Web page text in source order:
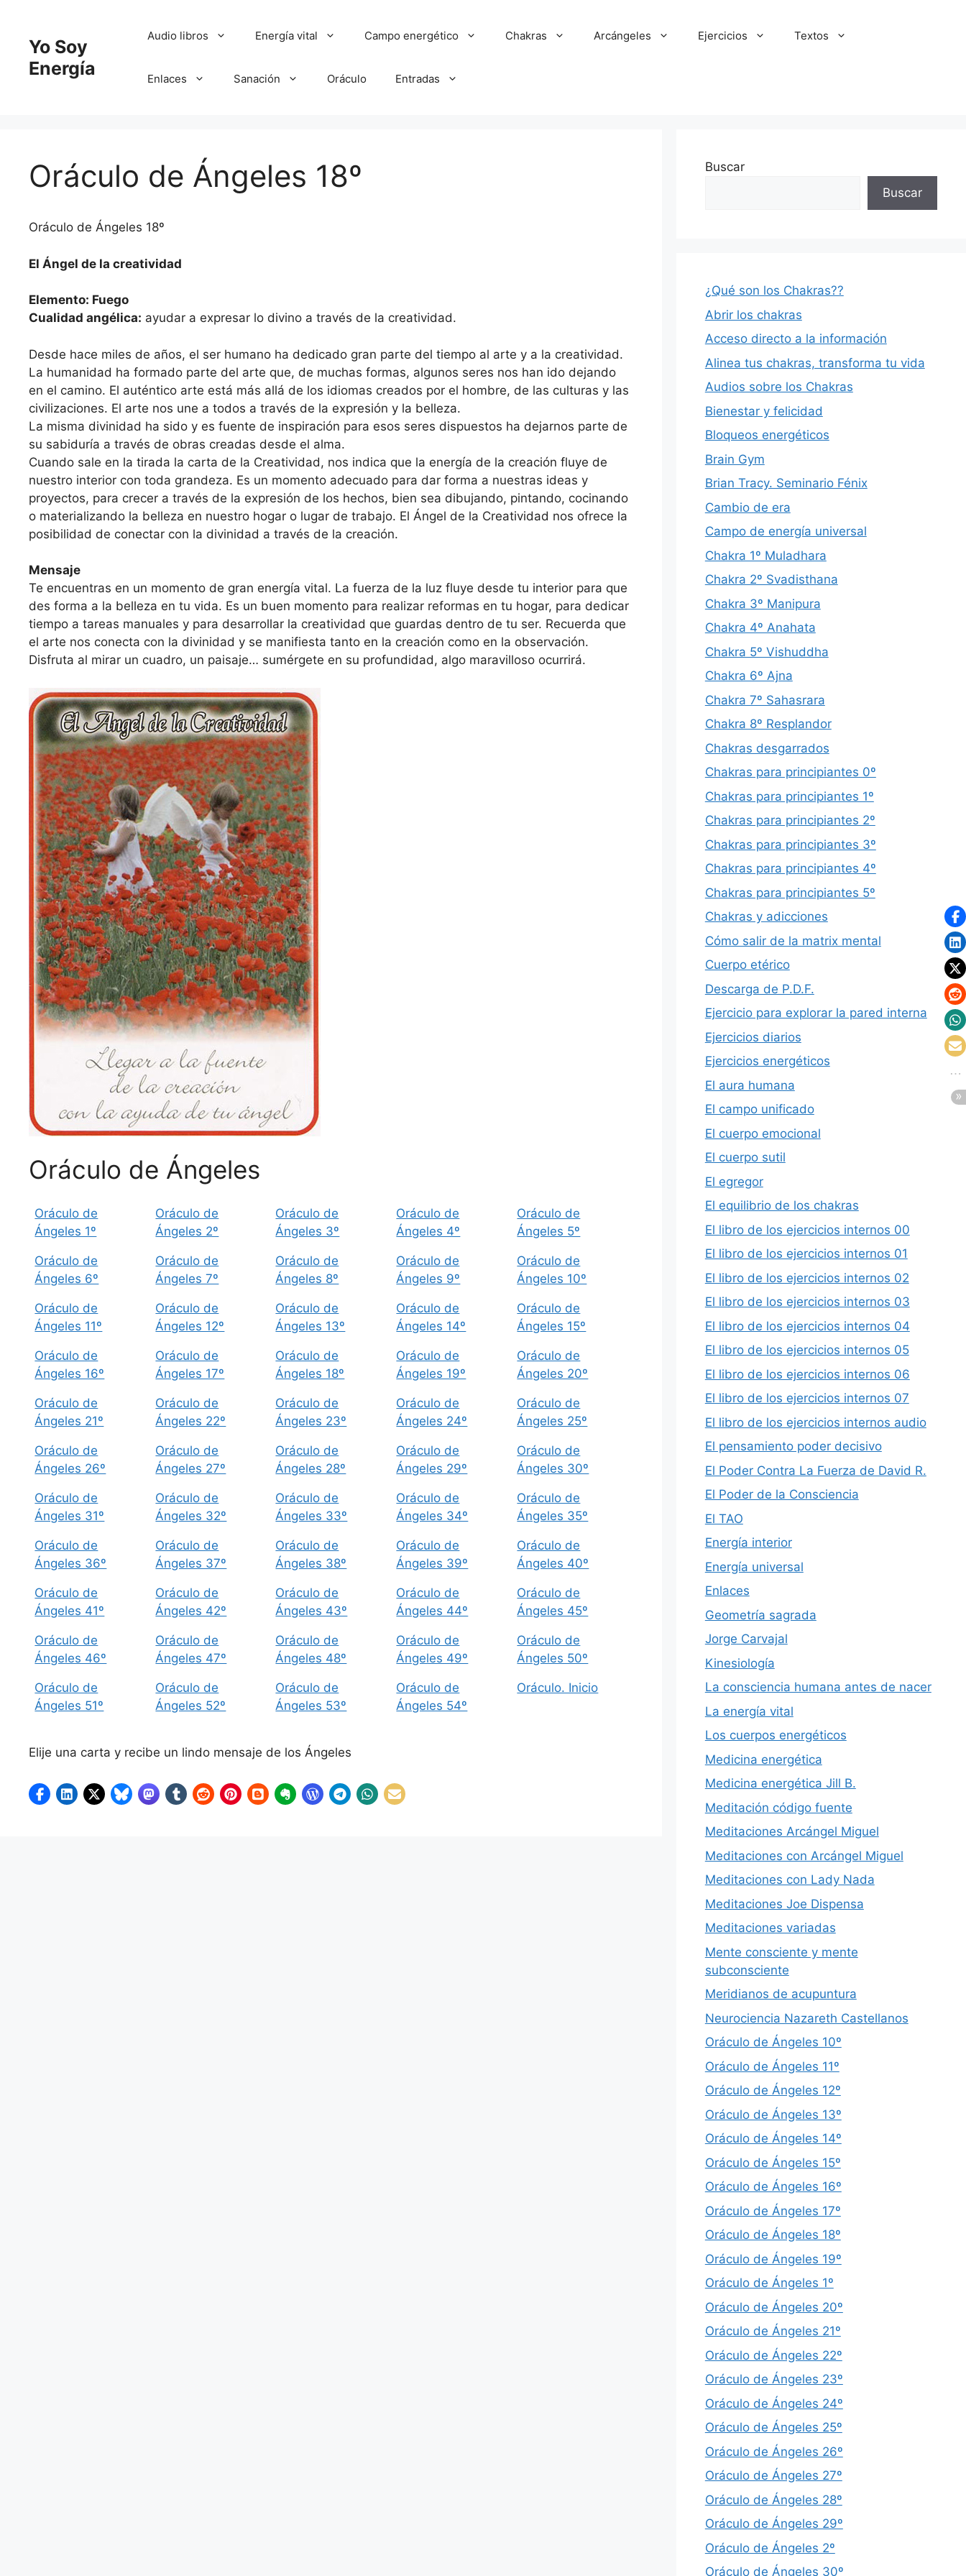
contenidoYo Soy
Energía
Audio libros Energía vital Campo energético Chakras Arcángeles Ejercicios Textos
Enlaces Sanación Oráculo Entradas
Oráculo de Ángeles 18º
Oráculo de Ángeles 18º
El Ángel de la creatividad
Elemento: Fuego
Cualidad angélica: ayudar a expresar lo divino a través de la creatividad.
Desde hace miles de años, el ser humano ha dedicado gran parte del tiempo al arte y a la creatividad.
La humanidad ha formado parte del arte que, de muchas formas, algunos seres nos han ido dejando
en el camino. El auténtico arte está más allá de los idiomas creados por el hombre, de las culturas y las
civilizaciones. El arte nos une a todos a través de la expresión y la belleza.
La misma divinidad ha sido y es fuente de inspiración para esos seres dispues­tos ha dejarnos parte de
su sabiduría a través de obras creadas desde el alma.
Cuando sale en la tirada la carta de la Creatividad, nos indica que la energía de la creación fluye de
nuestro interior con toda grandeza. Es un momento ade­cuado para dar forma a nuestras ideas y
proyectos, para crecer a través de la expresión de los hechos, bien sea dibujando, pintando, cocinando
o materiali­zando la belleza en nuestro hogar o lugar de trabajo. El Ángel de la Creatividad nos ofrece la
posibilidad de conectar con la divinidad a través de la creación.
Mensaje
Te encuentras en un momento de gran energía vital. La fuerza de la luz fluye desde tu interior para que
des forma a la belleza en tu vida. Es un buen momento para realizar reformas en tu hogar, para dedicar
tiempo a tareas manuales y para desarrollar la creatividad que guardas dentro de tu ser. Recuerda que
el arte nos conecta con la divinidad y se manifiesta tanto en la creación como en la obser­vación.
Disfruta al mirar un cuadro, un paisaje… sumérgete en su profundidad, algo maravilloso ocurrirá.
Oráculo de Ángeles
Oráculo de
Ángeles 1º
Oráculo de
Ángeles 2º
Oráculo de
Ángeles 3º
Oráculo de
Ángeles 4º
Oráculo de
Ángeles 5º
Oráculo de
Ángeles 6º
Oráculo de
Ángeles 7º
Oráculo de
Ángeles 8º
Oráculo de
Ángeles 9º
Oráculo de
Ángeles 10º
Oráculo de
Ángeles 11º
Oráculo de
Ángeles 12º
Oráculo de
Ángeles 13º
Oráculo de
Ángeles 14º
Oráculo de
Ángeles 15º
Oráculo de
Ángeles 16º
Oráculo de
Ángeles 17º
Oráculo de
Ángeles 18º
Oráculo de
Ángeles 19º
Oráculo de
Ángeles 20º
Oráculo de
Ángeles 21º
Oráculo de
Ángeles 22º
Oráculo de
Ángeles 23º
Oráculo de
Ángeles 24º
Oráculo de
Ángeles 25º
Oráculo de
Ángeles 26º
Oráculo de
Ángeles 27º
Oráculo de
Ángeles 28º
Oráculo de
Ángeles 29º
Oráculo de
Ángeles 30º
Oráculo de
Ángeles 31º
Oráculo de
Ángeles 32º
Oráculo de
Ángeles 33º
Oráculo de
Ángeles 34º
Oráculo de
Ángeles 35º
Oráculo de
Ángeles 36º
Oráculo de
Ángeles 37º
Oráculo de
Ángeles 38º
Oráculo de
Ángeles 39º
Oráculo de
Ángeles 40º
Oráculo de
Ángeles 41º
Oráculo de
Ángeles 42º
Oráculo de
Ángeles 43º
Oráculo de
Ángeles 44º
Oráculo de
Ángeles 45º
Oráculo de
Ángeles 46º
Oráculo de
Ángeles 47º
Oráculo de
Ángeles 48º
Oráculo de
Ángeles 49º
Oráculo de
Ángeles 50º
Oráculo de
Ángeles 51º
Oráculo de
Ángeles 52º
Oráculo de
Ángeles 53º
Oráculo de
Ángeles 54º
Oráculo. Inicio
Elije una carta y recibe un lindo mensaje de los Ángeles
Buscar
Buscar
¿Qué son los Chakras??
Abrir los chakras
Acceso directo a la información
Alinea tus chakras, transforma tu vida
Audios sobre los Chakras
Bienestar y felicidad
Bloqueos energéticos
Brain Gym
Brian Tracy. Seminario Fénix
Cambio de era
Campo de energía universal
Chakra 1º Muladhara
Chakra 2º Svadisthana
Chakra 3º Manipura
Chakra 4º Anahata
Chakra 5º Vishuddha
Chakra 6º Ajna
Chakra 7º Sahasrara
Chakra 8º Resplandor
Chakras desgarrados
Chakras para principiantes 0º
Chakras para principiantes 1º
Chakras para principiantes 2º
Chakras para principiantes 3º
Chakras para principiantes 4º
Chakras para principiantes 5º
Chakras y adicciones
Cómo salir de la matrix mental
Cuerpo etérico
Descarga de P.D.F.
Ejercicio para explorar la pared interna
Ejercicios diarios
Ejercicios energéticos
El aura humana
El campo unificado
El cuerpo emocional
El cuerpo sutil
El egregor
El equilibrio de los chakras
El libro de los ejercicios internos 00
El libro de los ejercicios internos 01
El libro de los ejercicios internos 02
El libro de los ejercicios internos 03
El libro de los ejercicios internos 04
El libro de los ejercicios internos 05
El libro de los ejercicios internos 06
El libro de los ejercicios internos 07
El libro de los ejercicios internos audio
El pensamiento poder decisivo
El Poder Contra La Fuerza de David R.
El Poder de la Consciencia
El TAO
Energía interior
Energía universal
Enlaces
Geometría sagrada
Jorge Carvajal
Kinesiología
La consciencia humana antes de nacer
La energía vital
Los cuerpos energéticos
Medicina energética
Medicina energética Jill B.
Meditación código fuente
Meditaciones Arcángel Miguel
Meditaciones con Arcángel Miguel
Meditaciones con Lady Nada
Meditaciones Joe Dispensa
Meditaciones variadas
Mente consciente y mente
subconsciente
Meridianos de acupuntura
Neurociencia Nazareth Castellanos
Oráculo de Ángeles 10º
Oráculo de Ángeles 11º
Oráculo de Ángeles 12º
Oráculo de Ángeles 13º
Oráculo de Ángeles 14º
Oráculo de Ángeles 15º
Oráculo de Ángeles 16º
Oráculo de Ángeles 17º
Oráculo de Ángeles 18º
Oráculo de Ángeles 19º
Oráculo de Ángeles 1º
Oráculo de Ángeles 20º
Oráculo de Ángeles 21º
Oráculo de Ángeles 22º
Oráculo de Ángeles 23º
Oráculo de Ángeles 24º
Oráculo de Ángeles 25º
Oráculo de Ángeles 26º
Oráculo de Ángeles 27º
Oráculo de Ángeles 28º
Oráculo de Ángeles 29º
Oráculo de Ángeles 2º
Oráculo de Ángeles 30º